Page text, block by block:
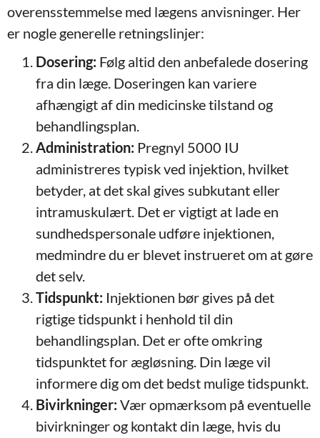
overensstemmelse med lægens anvisninger. Her
er nogle generelle retningslinjer:
Dosering: Følg altid den anbefalede dosering
fra din læge. Doseringen kan variere
afhængigt af din medicinske tilstand og
behandlingsplan.
Administration: Pregnyl 5000 IU
administreres typisk ved injektion, hvilket
betyder, at det skal gives subkutant eller
intramuskulært. Det er vigtigt at lade en
sundhedspersonale udføre injektionen,
medmindre du er blevet instrueret om at gøre
det selv.
Tidspunkt: Injektionen bør gives på det
rigtige tidspunkt i henhold til din
behandlingsplan. Det er ofte omkring
tidspunktet for ægløsning. Din læge vil
informere dig om det bedst mulige tidspunkt.
Bivirkninger: Vær opmærksom på eventuelle
bivirkninger og kontakt din læge, hvis du